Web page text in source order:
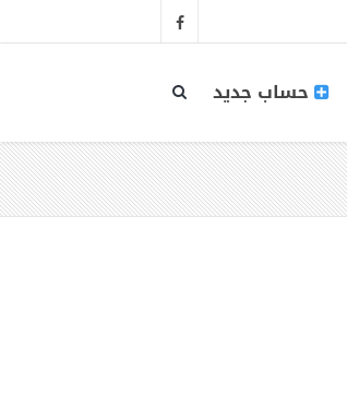
حساب جديد